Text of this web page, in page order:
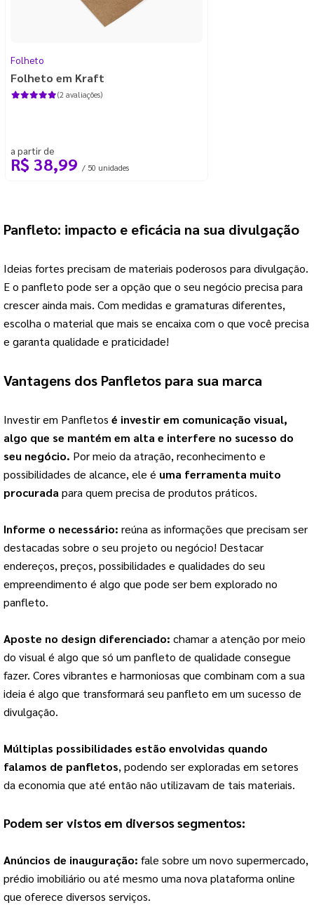
Folheto
Folheto em Kraft
(2 avaliações)
a partir de
R$ 38,99 / 50 unidades
Panfleto: impacto e eficácia na sua divulgação
Ideias fortes precisam de materiais poderosos para divulgação.
E o panfleto pode ser a opção que o seu negócio precisa para
crescer ainda mais. Com medidas e gramaturas diferentes,
escolha o material que mais se encaixa com o que você precisa
e garanta qualidade e praticidade!
Vantagens dos Panfletos para sua marca
Investir em Panfletos é investir em comunicação visual,
algo que se mantém em alta e interfere no sucesso do
seu negócio. Por meio da atração, reconhecimento e
possibilidades de alcance, ele é uma ferramenta muito
procurada para quem precisa de produtos práticos.
Informe o necessário: reúna as informações que precisam ser
destacadas sobre o seu projeto ou negócio! Destacar
endereços, preços, possibilidades e qualidades do seu
empreendimento é algo que pode ser bem explorado no
panfleto.
Aposte no design diferenciado: chamar a atenção por meio
do visual é algo que só um panfleto de qualidade consegue
fazer. Cores vibrantes e harmoniosas que combinam com a sua
ideia é algo que transformará seu panfleto em um sucesso de
divulgação.
Múltiplas possibilidades estão envolvidas quando
falamos de panfletos, podendo ser exploradas em setores
da economia que até então não utilizavam de tais materiais.
Podem ser vistos em diversos segmentos:
Anúncios de inauguração: fale sobre um novo supermercado,
prédio imobiliário ou até mesmo uma nova plataforma online
que oferece diversos serviços.